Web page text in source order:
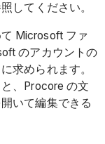
してください。
Microsoft ファ
のアカウントの
求められます。
、Procore の文
いて編集できる